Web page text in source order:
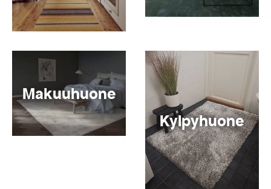
Makuuhuone
Kylpyhuone